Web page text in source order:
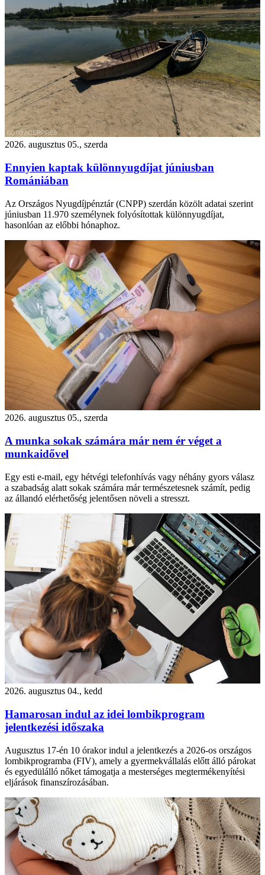
2026. augusztus 05., szerda
Ennyien kaptak különnyugdíjat júniusban
Romániában
Az Országos Nyugdíjpénztár (CNPP) szerdán közölt adatai szerint
júniusban 11.970 személynek folyósítottak különnyugdíjat,
hasonlóan az előbbi hónaphoz.
2026. augusztus 05., szerda
A munka sokak számára már nem ér véget a
munkaidővel
Egy esti e-mail, egy hétvégi telefonhívás vagy néhány gyors válasz
a szabadság alatt sokak számára már természetesnek számít, pedig
az állandó elérhetőség jelentősen növeli a stresszt.
2026. augusztus 04., kedd
Hamarosan indul az idei lombikprogram
jelentkezési időszaka
Augusztus 17-én 10 órakor indul a jelentkezés a 2026-os országos
lombikprogramba (FIV), amely a gyermekvállalás előtt álló párokat
és egyedülálló nőket támogatja a mesterséges megtermékenyítési
eljárások finanszírozásában.